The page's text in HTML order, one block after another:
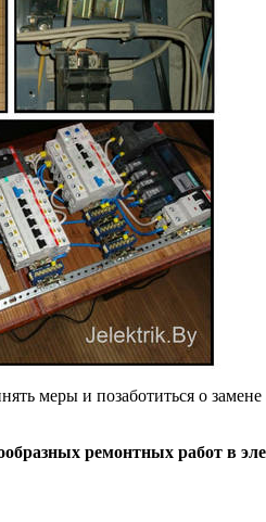
меры и позаботиться о
ремонтных работ в